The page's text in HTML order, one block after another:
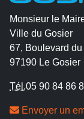
Monsieur le
Ville du Gosier
67, Boulevard
97190 Le Gosier
Tél.05 90 84 86
Envoyer un